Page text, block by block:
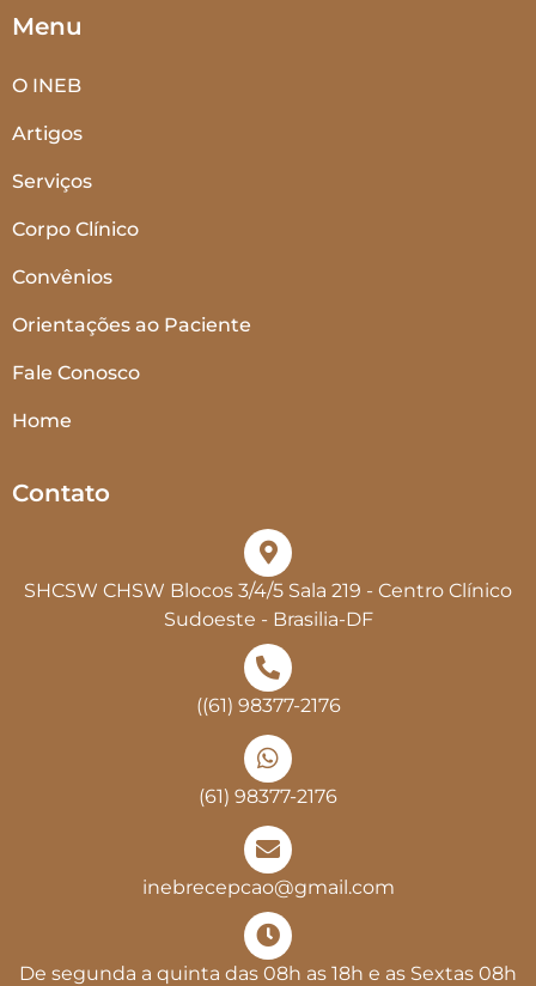
Menu
O INEB
Artigos
Serviços
Corpo Clínico
Convênios
Orientações ao Paciente
Fale Conosco
Home
Contato
SHCSW CHSW Blocos 3/4/5 Sala 219 - Centro Clínico
Sudoeste - Brasilia-DF
((61) 98377-2176
(61) 98377-2176
inebrecepcao@gmail.com
De segunda a quinta das 08h as 18h e as Sextas 08h